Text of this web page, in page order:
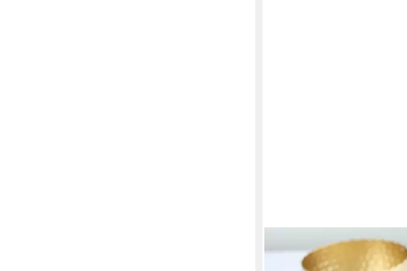
HEAVEN+PAPER
Karteikarten A7